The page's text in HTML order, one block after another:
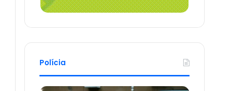
Polícia